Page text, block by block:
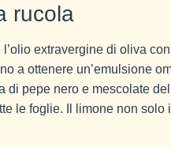
rucola
extravergine di oliva
a ottenere un’emulsione
di pepe nero e mescolate
le foglie. Il limone non